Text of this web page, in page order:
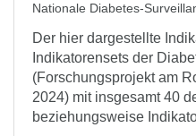
Nationale Diabetes-
Der hier dargestellte
Indikatorensets der
(Forschungsprojekt am
2024) mit insgesamt 40
beziehungsweise